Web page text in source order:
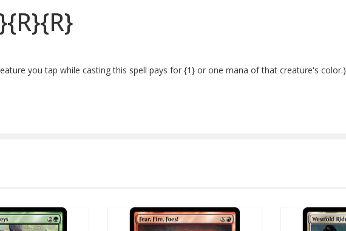
you tap while casting this spell pays for {1} or one mana of that creature's color.)